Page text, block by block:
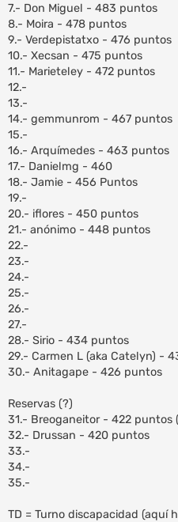
7.- Don Miguel - 483 puntos
8.- Moira - 478 puntos
9.- Verdepistatxo - 476 puntos
10.- Xecsan - 475 puntos
11.- Marieteley - 472 puntos
12.-
13.-
14.- gemmunrom - 467 puntos
15.-
16.- Arquímedes - 463 puntos
17.- Danielmg - 460
18.- Jamie - 456 Puntos
19.-
20.- iflores - 450 puntos
21.- anónimo - 448 puntos
22.-
23.-
24.-
25.-
26.-
27.-
28.- Sirio - 434 puntos
29.- Carmen L (aka Catelyn) -
30.- Anitagape - 426 puntos
Reservas (?)
31.- Breoganeitor - 422 puntos
32.- Drussan - 420 puntos
33.-
34.-
35.-
TD = Turno discapacidad (aquí